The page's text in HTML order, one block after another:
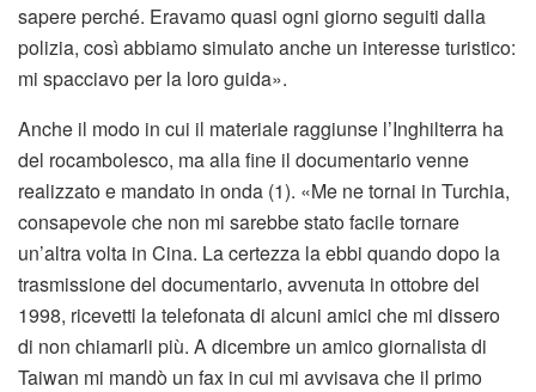
sapere perché. Eravamo quasi ogni giorno seguiti dalla
polizia, così abbiamo simulato anche un interesse turistico:
mi spacciavo per la loro guida».
Anche il modo in cui il materiale raggiunse l’Inghilterra ha
del rocambolesco, ma alla fine il documentario venne
realizzato e mandato in onda (1). «Me ne tornai in Turchia,
consapevole che non mi sarebbe stato facile tornare
un’altra volta in Cina. La certezza la ebbi quando dopo la
trasmissione del documentario, avvenuta in ottobre del
1998, ricevetti la telefonata di alcuni amici che mi dissero
di non chiamarli più. A dicembre un amico giornalista di
Taiwan mi mandò un fax in cui mi avvisava che il primo